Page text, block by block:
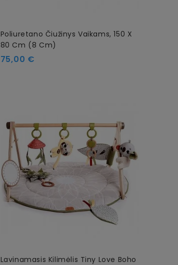
Poliuretano Čiužinys Vaikams, 150 X
80 Cm (8 Cm)
75,00 €
Lavinamasis Kilimėlis Tiny Love Boho